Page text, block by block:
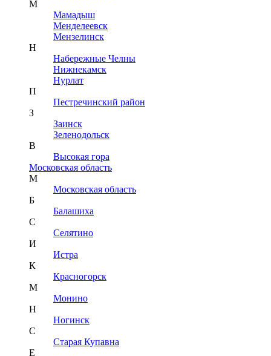
М
Мамадыш
Менделеевск
Мензелинск
Н
Набережные Челны
Нижнекамск
Нурлат
П
Пестречинский район
З
Заинск
Зеленодольск
В
Высокая гора
Московская область
М
Московская область
Б
Балашиха
С
Селятино
И
Истра
К
Красногорск
М
Монино
Н
Ногинск
С
Старая Купавна
Е